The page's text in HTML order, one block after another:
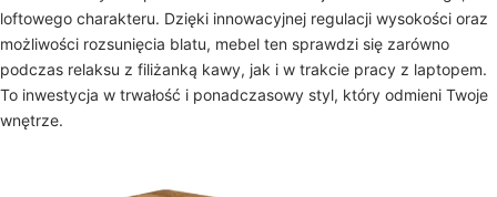
loftowego charakteru. Dzięki innowacyjnej regulacji wysokości oraz
możliwości rozsunięcia blatu, mebel ten sprawdzi się zarówno
podczas relaksu z filiżanką kawy, jak i w trakcie pracy z laptopem.
To inwestycja w trwałość i ponadczasowy styl, który odmieni Twoje
wnętrze.